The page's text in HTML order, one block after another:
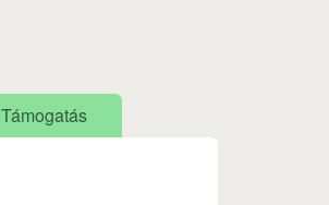
Támogatás